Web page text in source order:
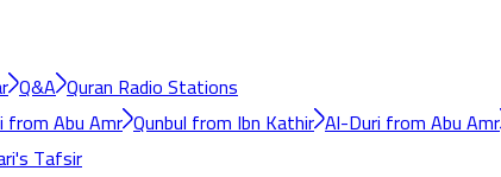
Q&A Quran Radio Stations
from Abu Amr Qunbul from Ibn Kathir Al-Duri from Abu Amr
Tafsir